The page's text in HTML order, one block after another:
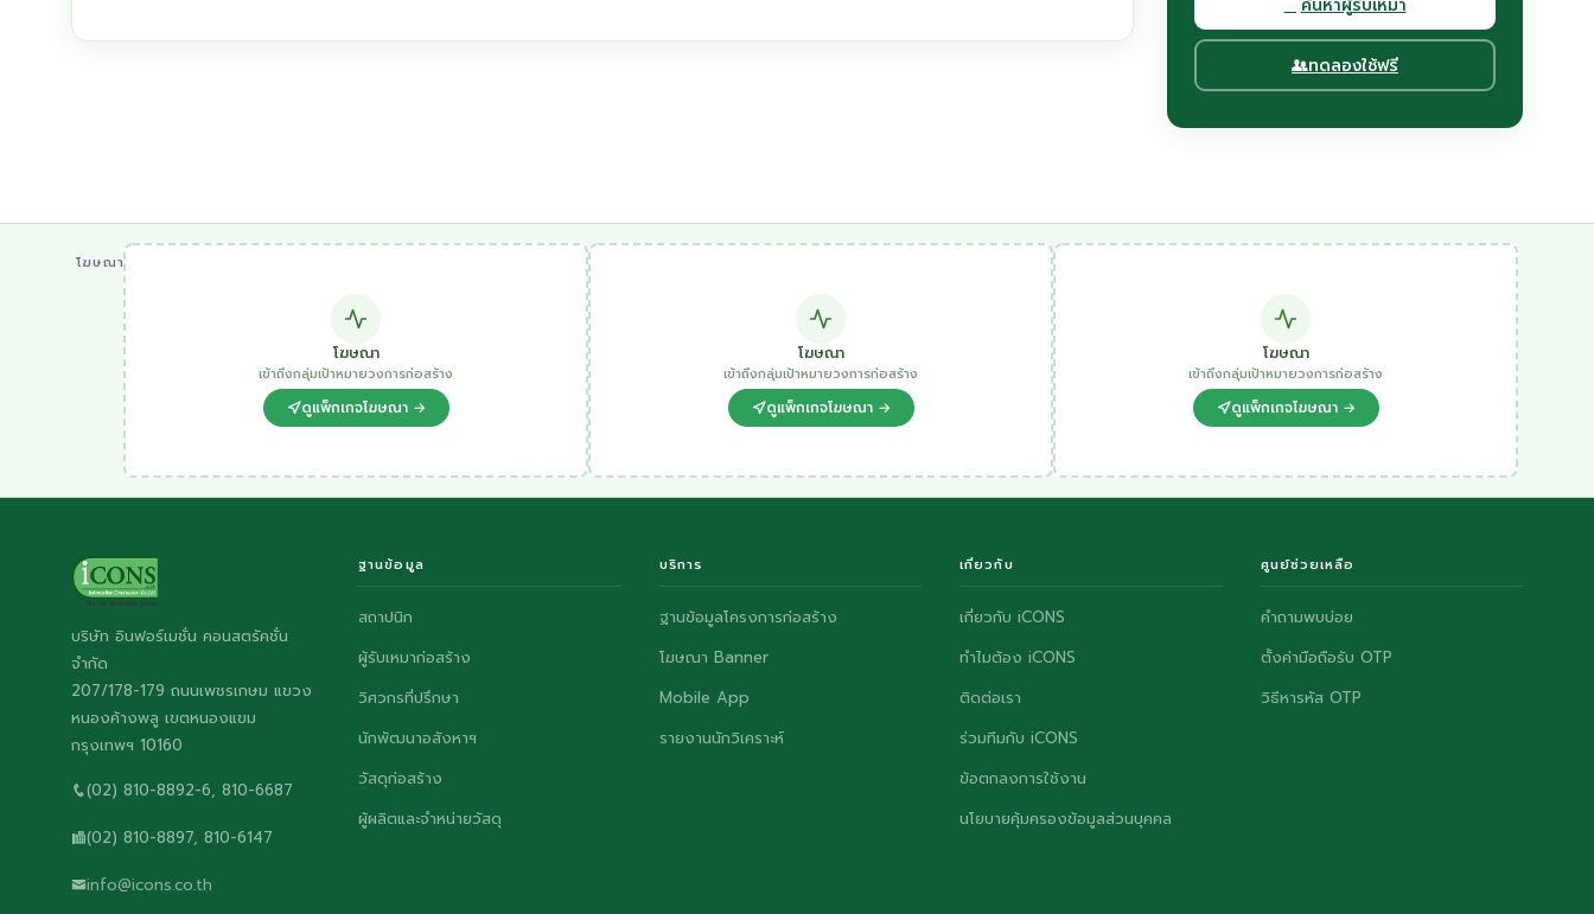
ค้นหาผู้รับเหมา
ทดลองใช้ฟรี
โฆษณา
โฆษณา
เข้าถึงกลุ่มเป้าหมายวงการก่อสร้าง
ดูแพ็กเกจโฆษณา →
โฆษณา
เข้าถึงกลุ่มเป้าหมายวงการก่อสร้าง
ดูแพ็กเกจโฆษณา →
โฆษณา
เข้าถึงกลุ่มเป้าหมายวงการก่อสร้าง
ดูแพ็กเกจโฆษณา →
บริษัท อินฟอร์เมชั่น คอนสตรัคชั่น
จำกัด
207/178-179 ถนนเพชรเกษม แขวง
หนองค้างพลู เขตหนองแขม
กรุงเทพฯ 10160
(02) 810-8892-6, 810-6687
(02) 810-8897, 810-6147
info@icons.co.th
ฐานข้อมูล
สถาปนิก
ผู้รับเหมาก่อสร้าง
วิศวกรที่ปรึกษา
นักพัฒนาอสังหาฯ
วัสดุก่อสร้าง
ผู้ผลิตและจำหน่ายวัสดุ
บริการ
ฐานข้อมูลโครงการก่อสร้าง
โฆษณา Banner
Mobile App
รายงานนักวิเคราะห์
เกี่ยวกับ
เกี่ยวกับ iCONS
ทำไมต้อง iCONS
ติดต่อเรา
ร่วมทีมกับ iCONS
ข้อตกลงการใช้งาน
นโยบายคุ้มครองข้อมูลส่วนบุคคล
ศูนย์ช่วยเหลือ
คำถามพบบ่อย
ตั้งค่ามือถือรับ OTP
วิธีหารหัส OTP